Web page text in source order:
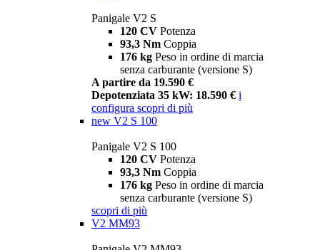
Panigale V2 S
120 CV Potenza
93,3 Nm Coppia
176 kg Peso in ordine di marcia
senza carburante (versione S)
A partire da 19.590 €
Depotenziata 35 kW: 18.590 € i
configura scopri di più
new V2 S 100
Panigale V2 S 100
120 CV Potenza
93,3 Nm Coppia
176 kg Peso in ordine di marcia
senza carburante (versione S)
scopri di più
V2 MM93